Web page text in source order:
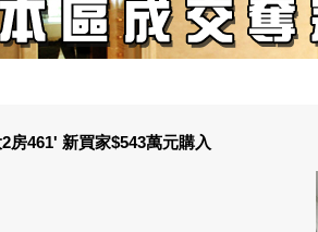
房461' 新買家$543萬元購入